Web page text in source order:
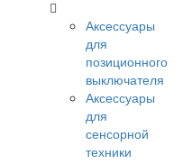
Аксессуары
для
позиционного
выключателя
Аксессуары
для
сенсорной
техники